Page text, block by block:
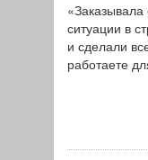
ситуации в
и сделали
работаете